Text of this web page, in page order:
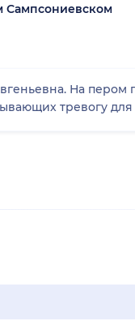
Сампсониевском
На
тревогу